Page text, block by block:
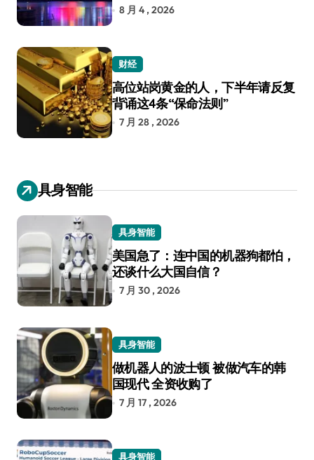
8 月 4 , 2026
财经
高位站岗黄金的人，下半年请反复
背诵这4条“保命法则”
7 月 28 , 2026
具身智能
具身智能
美国急了：连中国的机器狗都怕，
还谈什么大国自信？
7 月 30 , 2026
具身智能
做机器人的波士顿 被做汽车的韩
国现代 全资收购了
7 月 17 , 2026
具身智能